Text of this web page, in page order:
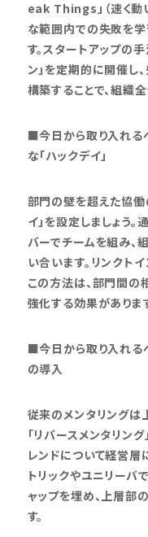
eak Things」（速く動
な範囲内での失敗を
す。スタートアップの
ン」を定期的に開催し
構築することで、組織
■今日から取り入れる
な「ハックデイ」
部門の壁を超えた協働
イ」を設定しましょう
バーでチームを組み、
い合います。リンクト
この方法は、部門間の
強化する効果がありま
■今日から取り入れる
の導入
従来のメンタリングは
「リバースメンタリン
レンドについて経営層
トリックやユニリーバ
ャップを埋め、上層部
す。